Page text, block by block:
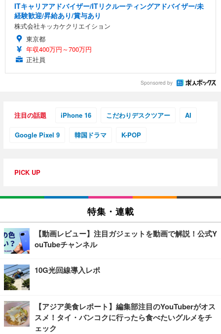
ITキャリアアドバイザー/ITリクルーティングアドバイザー/未
経験歓迎/昇給あり/賞与あり
株式会社キッカケクリエイション
東京都
年収400万円～700万円
正社員
Sponsored by
注目の話題 iPhone 16 こだわりデスクツアー AI
Google Pixel 9 韓国ドラマ K-POP
PICK UP
特集・連載
【動画レビュー】注目ガジェットを動画で解説！公式Y
ouTubeチャンネル
10G光回線導入レポ
【アジア美食レポート】編集部注目のYouTuberがオス
スメ！タイ・バンコクに行ったら食べたいグルメをチ
ェック